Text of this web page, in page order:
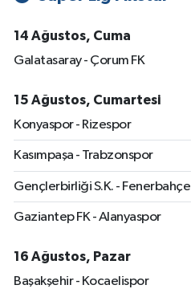
14 Ağustos, Cuma
Galatasaray - Çorum FK
15 Ağustos, Cumartesi
Konyaspor - Rizespor
Kasımpaşa - Trabzonspor
Gençlerbirliği S.K. - Fenerbahçe
Gaziantep FK - Alanyaspor
16 Ağustos, Pazar
Başakşehir - Kocaelispor